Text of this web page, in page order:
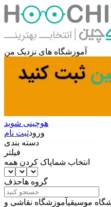
آموزشگاه های نزدیک من
هوچینی شوید
ورودثبت نام
دسته بندی
فیلتر
انتخاب شماپاک کردن همه
گروه هاحذف
موسیقیآموزشگاه نقاشی و